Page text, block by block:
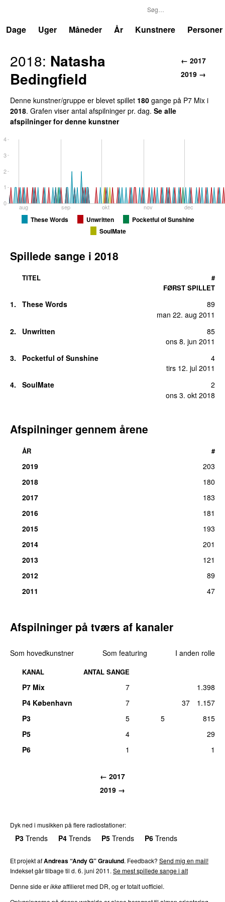
Dage
Uger Måneder År Kunstnere Personer
← 2017
2019 →
2018: Natasha
Bedingfield
Denne kunstner/gruppe er blevet spillet 180 gange på P7 Mix i
2018. Grafen viser antal afspilninger pr. dag. Se alle
afspilninger for denne kunstner
0
1
2
3
4
aug sep okt nov dec
These Words Unwritten
Pocketful of Sunshine
SoulMate
Spillede sange i 2018
TITEL
FØRST SPILLET
#
1.
These Words
man 22. aug 2011
89
2.
Unwritten
ons 8. jun 2011
85
3.
Pocketful of Sunshine
tirs 12. jul 2011
4
4.
SoulMate
ons 3. okt 2018
2
Afspilninger gennem årene
ÅR #
2019
203
2018
180
2017
183
2016
181
2015
193
2014
201
2013
121
2012
89
2011
47
Afspilninger på tværs af kanaler
Som hovedkunstner Som featuring I anden rolle
KANAL ANTAL SANGE
P7 Mix 7
1.398
P4 København
7 37
1.157
P3
5 5
815
P5
4
29
P6
1 1
← 2017
2019 →
Dyk ned i musikken på flere radiostationer:
P3 Trends P4 Trends P5 Trends P6 Trends
Et projekt afAndreas “Andy G” Graulund. Feedback? Send mig en mail!
Indekset går tilbage til d. 6. juni 2011. Se mest spillede sange i alt
Denne side erikkeaffilieret med DR, og er totalt uofficiel.